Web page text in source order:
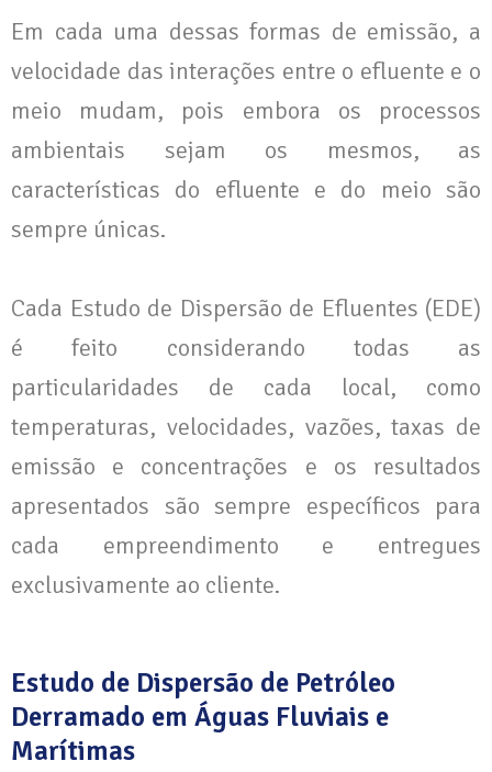
Em cada uma dessas formas de emissão, a
velocidade das interações entre o efluente e o
meio mudam, pois embora os processos
ambientais sejam os mesmos, as
características do efluente e do meio são
sempre únicas.
Cada Estudo de Dispersão de Efluentes (EDE)
é feito considerando todas as
particularidades de cada local, como
temperaturas, velocidades, vazões, taxas de
emissão e concentrações e os resultados
apresentados são sempre específicos para
cada empreendimento e entregues
exclusivamente ao cliente.
Estudo de Dispersão de Petróleo
Derramado em Águas Fluviais e
Marítimas